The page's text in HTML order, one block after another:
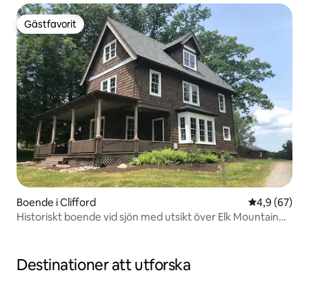
Gästfavorit
Gästfavorit
Boende i Clifford 4,9 av 5 i
4,9 (67)
Historiskt boende vid sjön med utsikt över Elk Mountain
Destinationer att utforska